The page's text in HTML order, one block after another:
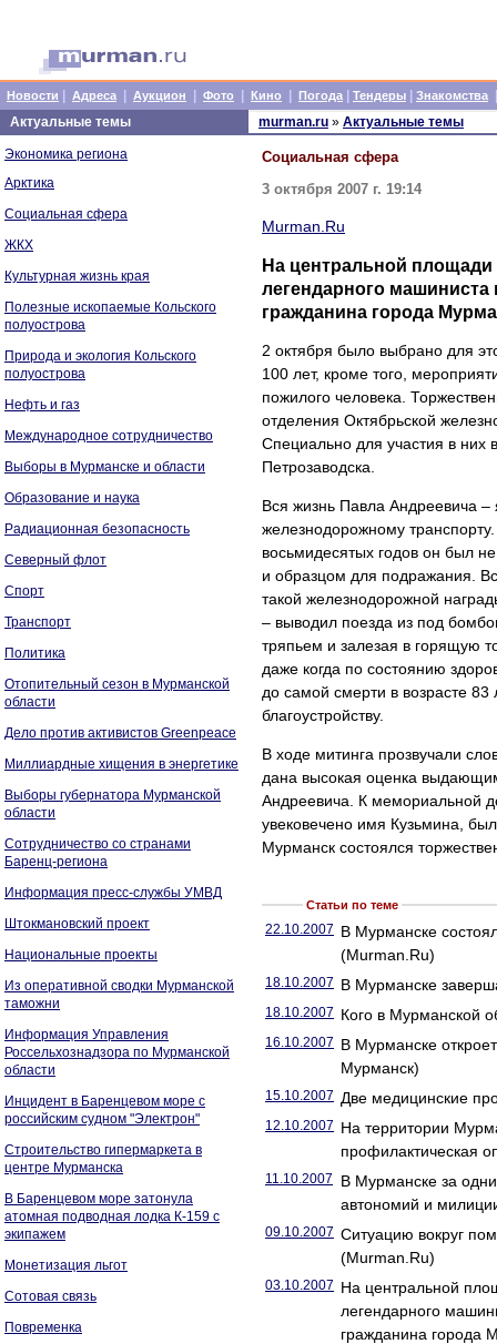
Новости Адреса Аукцион Фото Кино Погода Тендеры Знакомства
Актуальные темы
Экономика региона
Арктика
Социальная сфера
ЖКХ
Культурная жизнь края
Полезные ископаемые Кольского
полуострова
Природа и экология Кольского
полуострова
Нефть и газ
Международное сотрудничество
Выборы в Мурманске и области
Образование и наука
Радиационная безопасность
Северный флот
Спорт
Транспорт
Политика
Отопительный сезон в Мурманской
области
Дело против активистов Greenpeace
Миллиардные хищения в энергетике
Выборы губернатора Мурманской
области
Сотрудничество со странами
Баренц-региона
Информация пресс-службы УМВД
Штокмановский проект
Национальные проекты
Из оперативной сводки Мурманской
таможни
Информация Управления
Россельхознадзора по Мурманской
области
Инцидент в Баренцевом море с
российским судном "Электрон"
Строительство гипермаркета в
центре Мурманска
В Баренцевом море затонула
атомная подводная лодка К-159 с
экипажем
Монетизация льгот
Сотовая связь
Повременка
murman.ru » Актуальные темы
Социальная сфера
3 октября 2007 г. 19:14
Murman.Ru
На центральной
легендарного машиниста
гражданина города
2 октября было выбрано для
100 лет, кроме того,
пожилого человека.
отделения Октябрьской
Специально для участия в
Петрозаводска.
Вся жизнь Павла Андреевича
железнодорожному
восьмидесятых годов он был
и образцом для подражания.
такой железнодорожной
– выводил поезда из под
тряпьем и залезая в горящую
даже когда по состоянию
до самой смерти в возрасте 83
благоустройству.
В ходе митинга прозвучали
дана высокая оценка
Андреевича. К мемориальной
увековечено имя Кузьмина,
Мурманск состоялся
Статьи по теме
22.10.2007 В Мурманске
(Murman.Ru)
18.10.2007 В Мурманске
18.10.2007 Кого в Мурманской
16.10.2007 В Мурманске
Мурманск)
15.10.2007 Две медицинские
12.10.2007 На территории
профилактическая
11.10.2007
В Мурманске за
автономий и
09.10.2007 Ситуацию вокруг
(Murman.Ru)
03.10.2007 На центральной
легендарного
гражданина города